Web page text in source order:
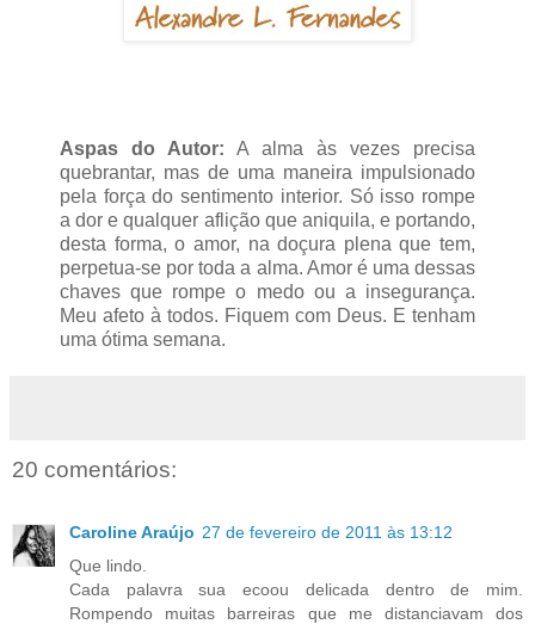
Aspas do Autor: A alma às vezes precisa
quebrantar, mas de uma maneira impulsionado
pela força do sentimento interior. Só isso rompe
a dor e qualquer aflição que aniquila, e portando,
desta forma, o amor, na doçura plena que tem,
perpetua-se por toda a alma. Amor é uma dessas
chaves que rompe o medo ou a insegurança.
Meu afeto à todos. Fiquem com Deus. E tenham
uma ótima semana.
20 comentários:
Caroline Araújo 27 de fevereiro de 2011 às 13:12
Que lindo.
Cada palavra sua ecoou delicada dentro de mim.
Rompendo muitas barreiras que me distanciavam dos